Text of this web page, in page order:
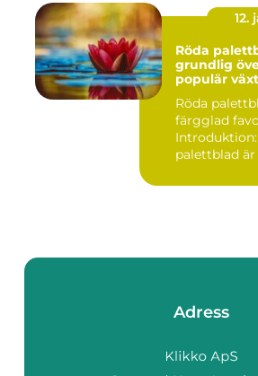
12.
Röda
grundlig
populär växt
Röda
färgglad
Introduktion:
palettblad
Adress